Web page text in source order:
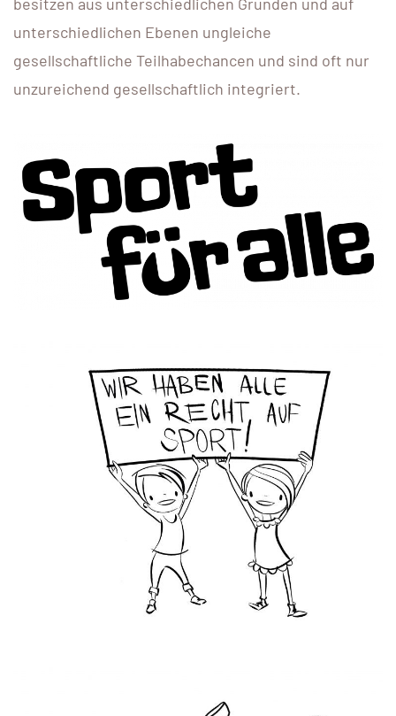
unterschiedlichen Ebenen ungleiche
gesellschaftliche Teilhabechancen und sind oft nur
unzureichend gesellschaftlich integriert.